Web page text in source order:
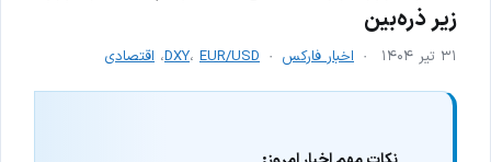
زیر ذره‌بین
۳۱ تیر ۱۴۰۴ اخبار فارکس DXY، EUR/USD ، اقتصادی